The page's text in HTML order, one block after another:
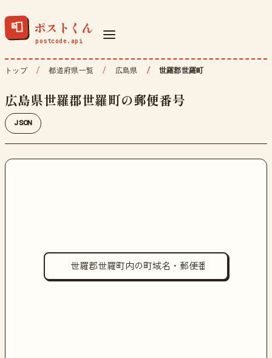
📮 ポストくん
トップ 都道府県一覧 広島県 世羅郡世羅町
広島県世羅郡世羅町の郵便番号
JSON